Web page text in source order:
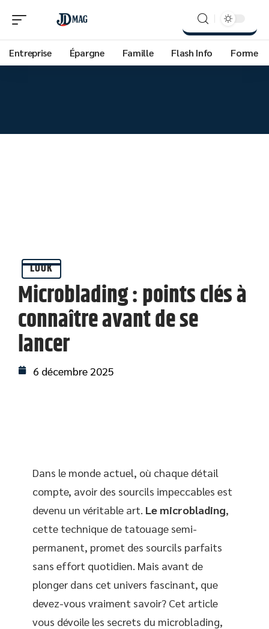
Entreprise Épargne Famille Flash Info Forme
LOOK
Microblading : points clés à
connaître avant de se
lancer
6 décembre 2025
Dans le monde actuel, où chaque détail
compte, avoir des sourcils impeccables est
devenu un véritable art. Le microblading,
cette technique de tatouage semi-
permanent, promet des sourcils parfaits
sans effort quotidien. Mais avant de
plonger dans cet univers fascinant, que
devez-vous vraiment savoir? Cet article
vous dévoile les secrets du microblading,